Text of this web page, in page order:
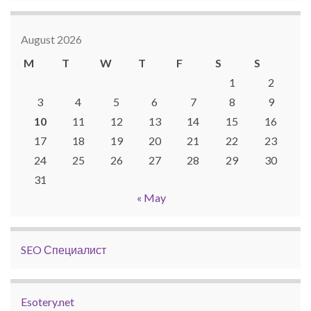
August 2026
M
T W T F S
S
1
2
3
4 5 6 7 8
9
10
11 12 13 14 15
16
17
18 19 20 21 22
23
24
25 26 27 28 29
30
31
« May
SEO Специалист
Esotery.net